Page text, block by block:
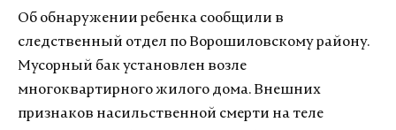
Об обнаружении ребенка сообщили в
следственный отдел по Ворошиловскому району.
Мусорный бак установлен возле
многоквартирного жилого дома. Внешних
признаков насильственной смерти на теле